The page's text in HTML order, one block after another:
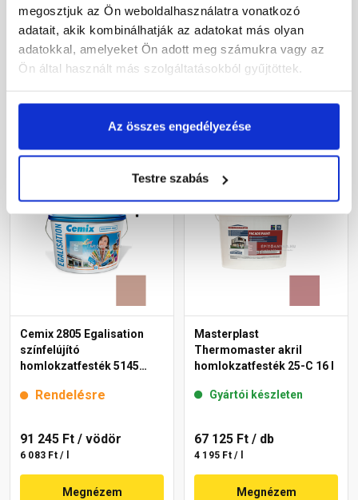
megosztjuk az Ön weboldalhasználatra vonatkozó
adatait, akik kombinálhatják az adatokat más olyan
adatokkal, amelyeket Ön adott meg számukra vagy az
Ön által használt más szolgáltatásokból gyűjtöttek.
Az összes engedélyezése
Testre szabás
diszperziós
homlokzatfesték 5135
rusty 15 l
Rendelésre
Megnézem
diszperziós
homlokzatfesték 5137
Rendelésre
Megnézem
Cemix 2805 Egalisation
színfelújító
homlokzatfesték 5145
Rendelésre
91 245 Ft / vödör
6 083 Ft / l
Megnézem
Masterplast
Thermomaster akril
homlokzatfesték 25-C 16 l
Gyártói készleten
67 125 Ft / db
4 195 Ft / l
Megnézem